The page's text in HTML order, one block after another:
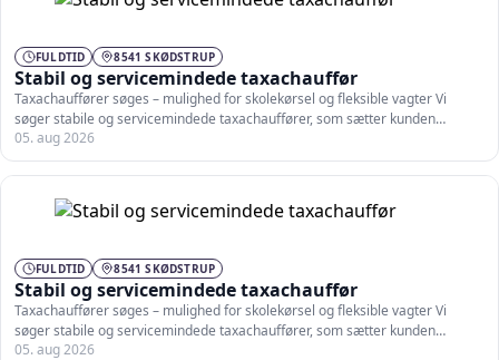
FULDTID 8541 SKØDSTRUP
Stabil og servicemindede taxachauffør
Taxachauffører søges – mulighed for skolekørsel og fleksible vagter Vi
søger stabile og servicemindede taxachauffører, som sætter kunden…
05. aug 2026
FULDTID 8541 SKØDSTRUP
Stabil og servicemindede taxachauffør
Taxachauffører søges – mulighed for skolekørsel og fleksible vagter Vi
søger stabile og servicemindede taxachauffører, som sætter kunden…
05. aug 2026